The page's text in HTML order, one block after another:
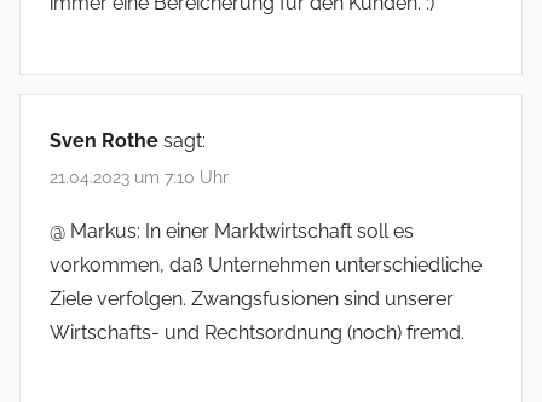
Sven Rothe sagt:
21.04.2023 um 7:10 Uhr
@ Markus: In einer Marktwirtschaft soll es
vorkommen, daß Unternehmen unterschiedliche
Ziele verfolgen. Zwangsfusionen sind unserer
Wirtschafts- und Rechtsordnung (noch) fremd.